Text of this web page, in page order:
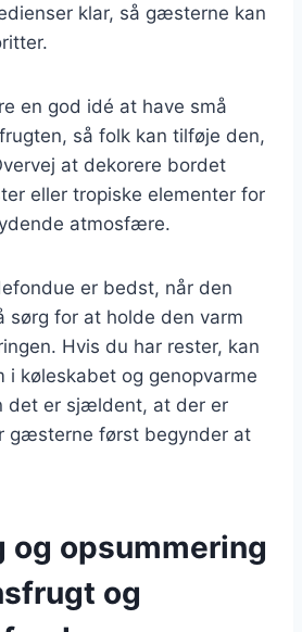
klar, så gæsterne kan
en god idé at have små
så folk kan tilføje den,
at dekorere bordet
eller tropiske elementer for
atmosfære.
er bedst, når den
sørg for at holde den varm
Hvis du har rester, kan
i køleskabet og genopvarme
det er sjældent, at der er
gæsterne først begynder at
og opsummering
og